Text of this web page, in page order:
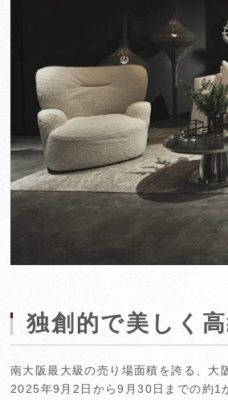
独創的で美しく
南大阪最大級の売り場面積を誇る、大
2025年9月2日から9月30日までの約1